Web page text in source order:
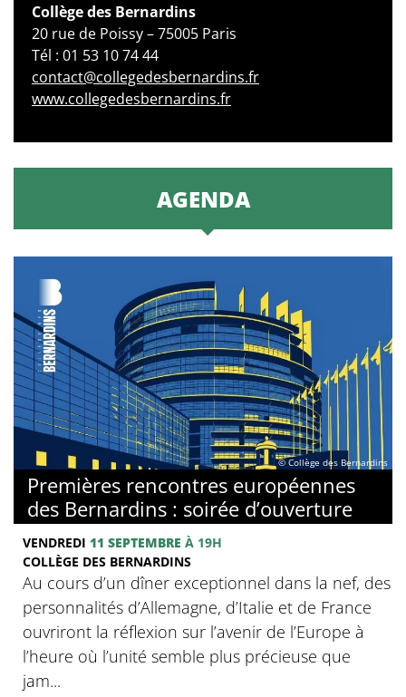
Collège des Bernardins
20 rue de Poissy – 75005 Paris
Tél : 01 53 10 74 44
contact@collegedesbernardins.fr
www.collegedesbernardins.fr
AGENDA
© Collège des Bernardins
Premières rencontres européennes
des Bernardins : soirée d’ouverture
VENDREDI 11 SEPTEMBRE À 19H
COLLÈGE DES BERNARDINS
Au cours d’un dîner exceptionnel dans la nef, des
personnalités d’Allemagne, d’Italie et de France
ouvriront la réflexion sur l’avenir de l’Europe à
l’heure où l’unité semble plus précieuse que
jam...